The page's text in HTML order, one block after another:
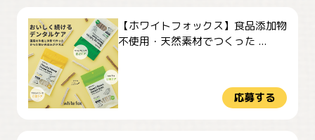
【ホワイトフォックス】食品添加物
不使用・天然素材でつくった ...
応募する